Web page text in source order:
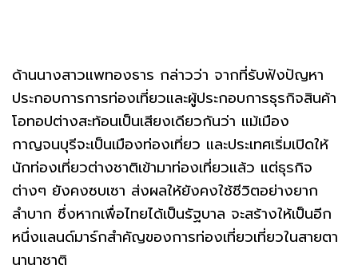
ด้านนางสาวแพทองธาร กล่าวว่า จากที่รับฟังปัญหา
ประกอบการการท่องเที่ยวและผู้ประกอบการธุรกิจสินค้า
โอทอปต่างสะท้อนเป็นเสียงเดียวกันว่า แม้เมือง
กาญจนบุรีจะเป็นเมืองท่องเที่ยว และประเทศเริ่มเปิดให้
นักท่องเที่ยวต่างชาติเข้ามาท่องเที่ยวแล้ว แต่ธุรกิจ
ต่างๆ ยังคงซบเซา ส่งผลให้ยังคงใช้ชีวิตอย่างยาก
ลำบาก ซึ่งหากเพื่อไทยได้เป็นรัฐบาล จะสร้างให้เป็นอีก
หนึ่งแลนด์มาร์กสำคัญของการท่องเที่ยวเที่ยวในสายตา
นานาชาติ